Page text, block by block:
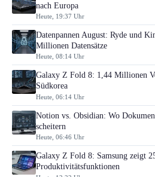
nach Europa
Heute, 19:37 Uhr
Datenpannen August: Ryde und
Millionen Datensätze
Heute, 08:14 Uhr
Galaxy Z Fold 8: 1,44 Millionen
Südkorea
Heute, 06:14 Uhr
Notion vs. Obsidian: Wo
scheitern
Heute, 06:46 Uhr
Galaxy Z Fold 8: Samsung zeigt
Produktivitätsfunktionen